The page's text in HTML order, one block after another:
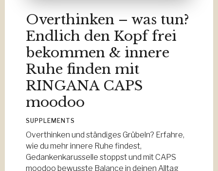
Overthinken – was tun?
Endlich den Kopf frei
bekommen & innere
Ruhe finden mit
RINGANA CAPS
moodoo
SUPPLEMENTS
Overthinken und ständiges Grübeln? Erfahre,
wie du mehr innere Ruhe findest,
Gedankenkarusselle stoppst und mit CAPS
moodoo bewusste Balance in deinen Alltag